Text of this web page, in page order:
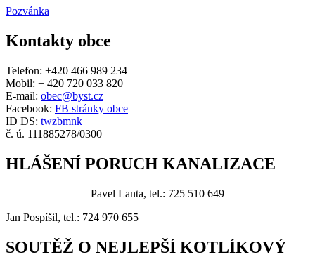
Pozvánka
Kontakty obce
Telefon: +420 466 989 234
Mobil: + 420 720 033 820
E-mail: obec@byst.cz
Facebook: FB stránky obce
ID DS: twzbmnk
č. ú. 111885278/0300
HLÁŠENÍ PORUCH KANALIZACE
Pavel Lanta, tel.: 725 510 649
Jan Pospíšil, tel.: 724 970 655
SOUTĚŽ O NEJLEPŠÍ KOTLÍKOVÝ